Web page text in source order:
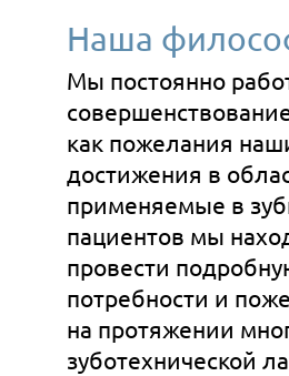
Наша
Мы постоянно
как пожелания
достижения в
применяемые в
пациентов мы
провести
потребности и
на протяжении
зуботехнической